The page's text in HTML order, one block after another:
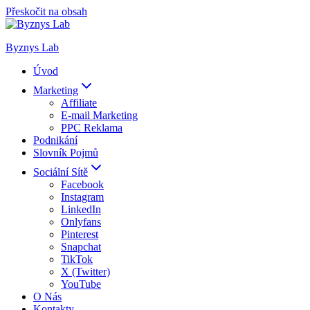
Přeskočit na obsah
Byznys Lab
Úvod
Marketing
Affiliate
E-mail Marketing
PPC Reklama
Podnikání
Slovník Pojmů
Sociální Sítě
Facebook
Instagram
LinkedIn
Onlyfans
Pinterest
Snapchat
TikTok
X (Twitter)
YouTube
O Nás